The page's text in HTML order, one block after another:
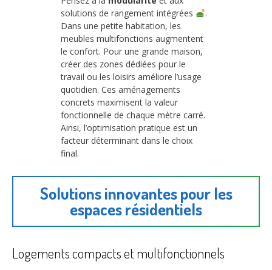
solutions de rangement intégrées
.
Dans une petite habitation, les
meubles multifonctions augmentent
le confort. Pour une grande maison,
créer des zones dédiées pour le
travail ou les loisirs améliore l’usage
quotidien. Ces aménagements
concrets maximisent la valeur
fonctionnelle de chaque mètre carré.
Ainsi, l’optimisation pratique est un
facteur déterminant dans le choix
final.
Solutions innovantes pour les
espaces résidentiels
Logements compacts et multifonctionnels